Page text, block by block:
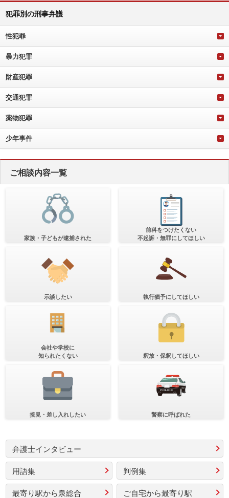
犯罪別の刑事弁護
性犯罪
暴力犯罪
財産犯罪
交通犯罪
薬物犯罪
少年事件
ご相談内容一覧
家族・子どもが逮捕された
前科をつけたくない
不起訴・無罪にしてほしい
示談したい 執行猶予にしてほしい
会社や学校に
知られたくない
釈放・保釈してほしい
接見・差し入れしたい 警察に呼ばれた
弁護士インタビュー
判例集
用語集
ご自宅から最寄り駅
最寄り駅から泉総合